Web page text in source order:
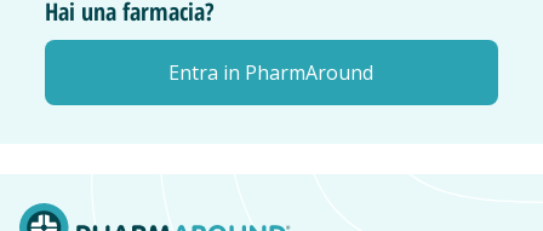
Hai una farmacia?
Entra in PharmAround